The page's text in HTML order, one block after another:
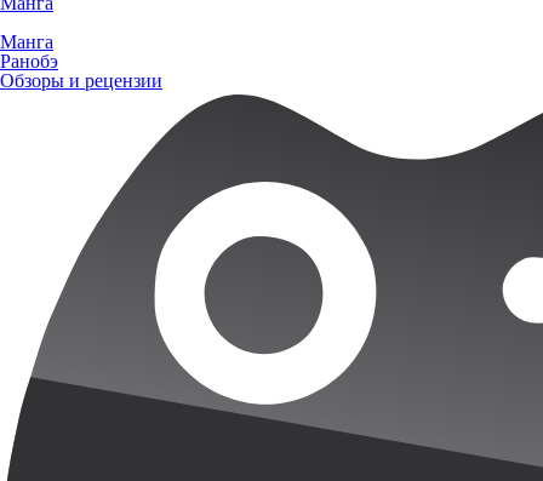
Манга
Ранобэ
Обзоры и рецензии